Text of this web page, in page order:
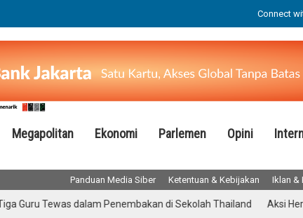
Connect
Megapolitan Ekonomi Parlemen Opini
Panduan Media Siber Ketentuan & Kebijakan Iklan &
Tewas dalam Penembakan di Sekolah Thailand Aksi Heroik